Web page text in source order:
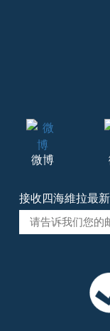
微博
接收四海維拉最